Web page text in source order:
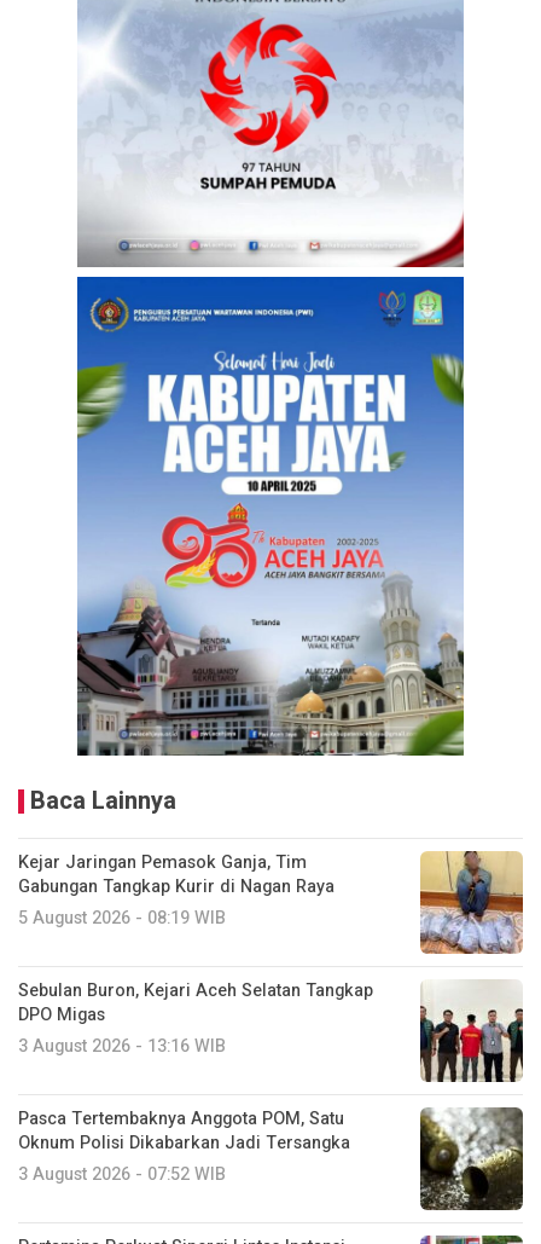
Baca Lainnya
Kejar Jaringan Pemasok Ganja, Tim
Gabungan Tangkap Kurir di Nagan Raya
5 August 2026 - 08:19 WIB
Sebulan Buron, Kejari Aceh Selatan Tangkap
DPO Migas
3 August 2026 - 13:16 WIB
Pasca Tertembaknya Anggota POM, Satu
Oknum Polisi Dikabarkan Jadi Tersangka
3 August 2026 - 07:52 WIB